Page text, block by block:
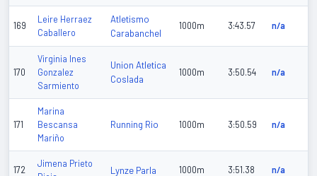
169
Leire Herraez
Caballero
Atletismo
Carabanchel
1000m 3:43.57 n/a
170
Virginia Ines
Gonzalez
Sarmiento
Union Atletica
Coslada
1000m 3:50.54 n/a
171
Marina
Bescansa
Mariño
Running Rio 1000m 3:50.59 n/a
172
Jimena Prieto
Lynze Parla 1000m 3:51.38 n/a